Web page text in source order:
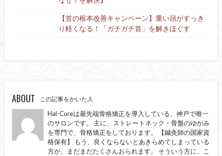
【首の根本改善キャンペーン】重い頭がすっき
り軽くなる！「ガチガチ首」を解きほぐす
ABOUT この記事をかいた人
Hal-Cureは最先端骨格矯正を導入している、神戸で唯一
のサロンです。 主に、ストレートネック・骨盤のゆがみ
を専門で、骨格矯正をしております。 【鍼灸師の国家資
格保有】 もう、良くならないとあきらめてしまっている
方が、まだまだたくさんおられます。 そういう方に、こ